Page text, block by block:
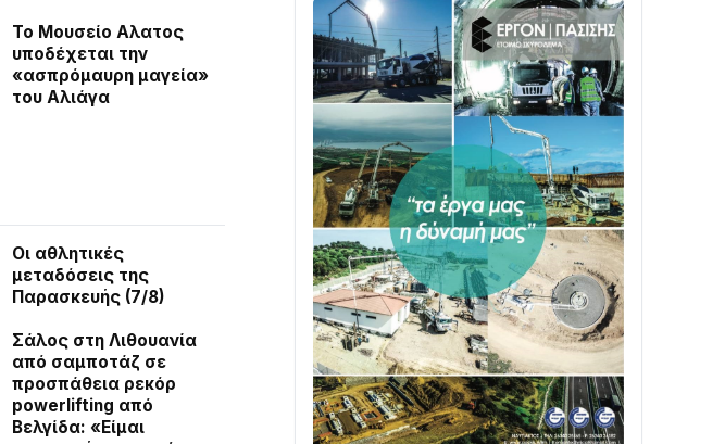
Το Μουσείο Αλατος
υποδέχεται την
«ασπρόμαυρη μαγεία»
του Αλιάγα
Οι αθλητικές
μεταδόσεις της
Παρασκευής (7/8)
Σάλος στη Λιθουανία
από σαμποτάζ σε
προσπάθεια ρεκόρ
powerlifting από
Βελγίδα: «Είμαι